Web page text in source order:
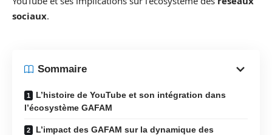
sociaux.
Sommaire
L’histoire de YouTube et son intégration dans
l’écosystème GAFAM
L’impact des GAFAM sur la dynamique des